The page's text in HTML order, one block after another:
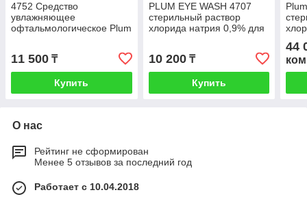
4752 Средство
увлажняющее
офтальмологическое Plum
попадании кислот и
11 500 ₸
Купить
PLUM EYE WASH 4707
стерильный раствор
хлорида натрия 0,9% для
10 200₸
Купить
44
О нас
Рейтинг не сформирован
Менее 5 отзывов за последний год
Работает с 10.04.2018